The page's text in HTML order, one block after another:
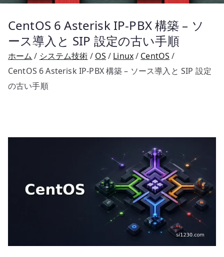
CentOS 6 Asterisk IP-PBX 構築 – ソ
ース導入と SIP 設定の古い手順
ホーム システム技術 OS Linux
CentOS
CentOS 6 Asterisk IP-PBX 構築 – ソース導入と SIP 設定
の古い手順